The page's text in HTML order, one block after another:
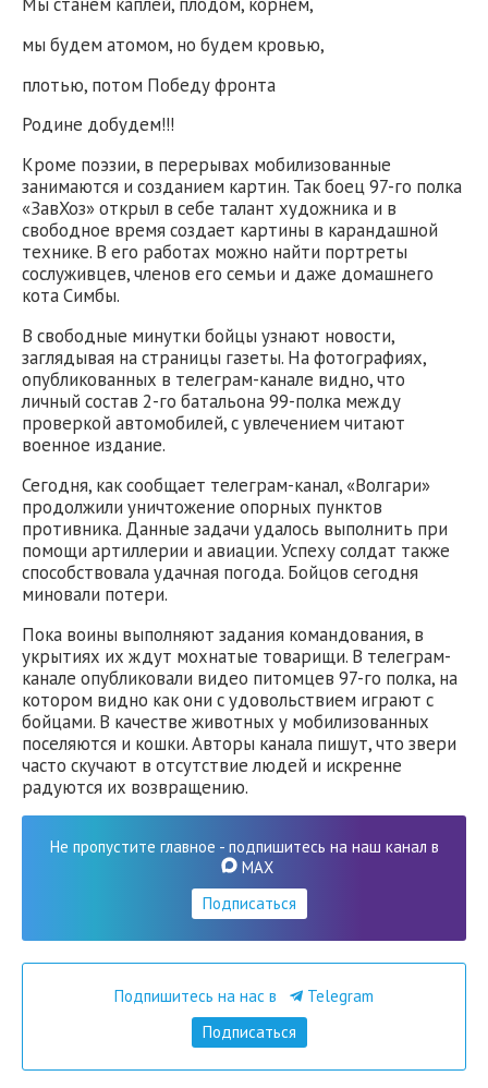
мы будем атомом, но будем кровью,
плотью, потом Победу фронта
Родине добудем!!!
Кроме поэзии, в перерывах мобилизованные
занимаются и созданием картин. Так боец 97-го полка
«ЗавХоз» открыл в себе талант художника и в
свободное время создает картины в карандашной
технике. В его работах можно найти портреты
сослуживцев, членов его семьи и даже домашнего
кота Симбы.
В свободные минутки бойцы узнают новости,
заглядывая на страницы газеты. На фотографиях,
опубликованных в телеграм-канале видно, что
личный состав 2-го батальона 99-полка между
проверкой автомобилей, с увлечением читают
военное издание.
Сегодня, как сообщает телеграм-канал, «Волгари»
продолжили уничтожение опорных пунктов
противника. Данные задачи удалось выполнить при
помощи артиллерии и авиации. Успеху солдат также
способствовала удачная погода. Бойцов сегодня
миновали потери.
Пока воины выполняют задания командования, в
укрытиях их ждут мохнатые товарищи. В телеграм-
канале опубликовали видео питомцев 97-го полка, на
котором видно как они с удовольствием играют с
бойцами. В качестве животных у мобилизованных
поселяются и кошки. Авторы канала пишут, что звери
часто скучают в отсутствие людей и искренне
радуются их возвращению.
Не пропустите главное - подпишитесь на наш канал в
MAX
Подписаться
Подпишитесь на нас в
Telegram
Подписаться